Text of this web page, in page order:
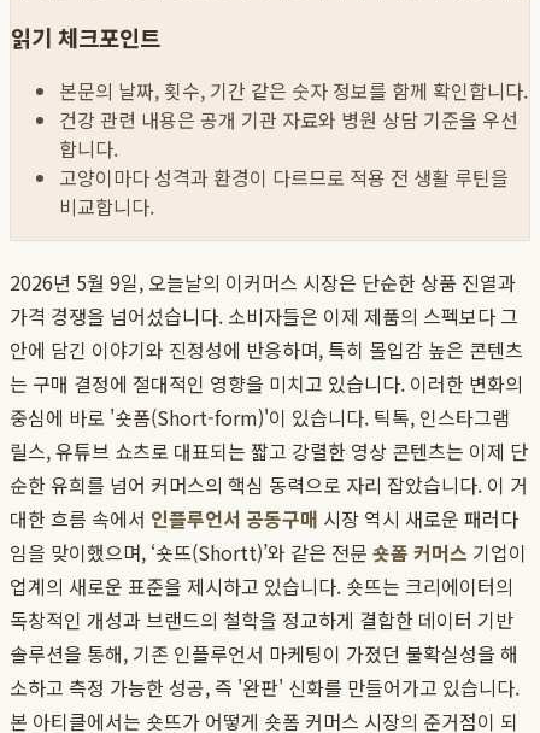
읽기 체크포인트
본문의 날짜, 횟수, 기간 같은 숫자 정보를 함께 확인합니다.
건강 관련 내용은 공개 기관 자료와 병원 상담 기준을 우선
합니다.
고양이마다 성격과 환경이 다르므로 적용 전 생활 루틴을
비교합니다.
2026년 5월 9일, 오늘날의 이커머스 시장은 단순한 상품 진열과
가격 경쟁을 넘어섰습니다. 소비자들은 이제 제품의 스펙보다 그
안에 담긴 이야기와 진정성에 반응하며, 특히 몰입감 높은 콘텐츠
는 구매 결정에 절대적인 영향을 미치고 있습니다. 이러한 변화의
중심에 바로 '숏폼(Short-form)'이 있습니다. 틱톡, 인스타그램
릴스, 유튜브 쇼츠로 대표되는 짧고 강렬한 영상 콘텐츠는 이제 단
순한 유희를 넘어 커머스의 핵심 동력으로 자리 잡았습니다. 이 거
대한 흐름 속에서 인플루언서 공동구매 시장 역시 새로운 패러다
임을 맞이했으며, ‘숏뜨(Shortt)’와 같은 전문 숏폼 커머스 기업이
업계의 새로운 표준을 제시하고 있습니다. 숏뜨는 크리에이터의
독창적인 개성과 브랜드의 철학을 정교하게 결합한 데이터 기반
솔루션을 통해, 기존 인플루언서 마케팅이 가졌던 불확실성을 해
소하고 측정 가능한 성공, 즉 '완판' 신화를 만들어가고 있습니다.
본 아티클에서는 숏뜨가 어떻게 숏폼 커머스 시장의 준거점이 되